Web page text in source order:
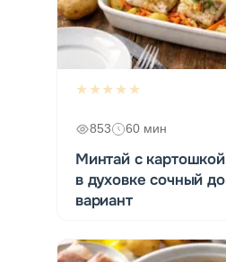
★★★★★
853 60 мин
Минтай с
в духовке сочный
вариант